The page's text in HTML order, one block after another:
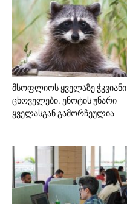
მსოფლიოს ყველაზე ჭკვიანი
ცხოველები. ენოტის უნარი
ყველასგან გამორჩეულია